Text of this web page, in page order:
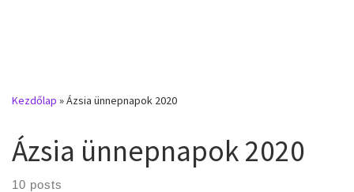
Kezdőlap »Ázsia ünnepnapok 2020
Ázsia ünnepnapok 2020
10 posts